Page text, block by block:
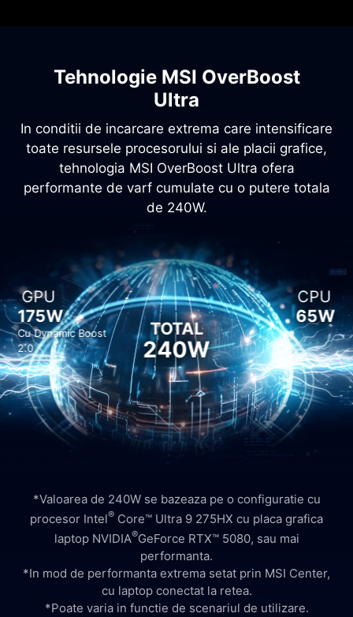
Tehnologie MSI OverBoost
Ultra
In conditii de incarcare extrema care intensificare
toate resursele procesorului si ale placii grafice,
tehnologia MSI OverBoost Ultra ofera
performante de varf cumulate cu o putere totala
de 240W.
GPU
175W
Cu Dynamic Boost
2.0
TOTAL
240W
CPU
65W
*Valoarea de 240W se bazeaza pe o configuratie cu
procesor Intel® Core™ Ultra 9 275HX cu placa grafica
laptop NVIDIA®GeForce RTX™ 5080, sau mai
performanta.
*In mod de performanta extrema setat prin MSI Center,
cu laptop conectat la retea.
*Poate varia in functie de scenariul de utilizare.